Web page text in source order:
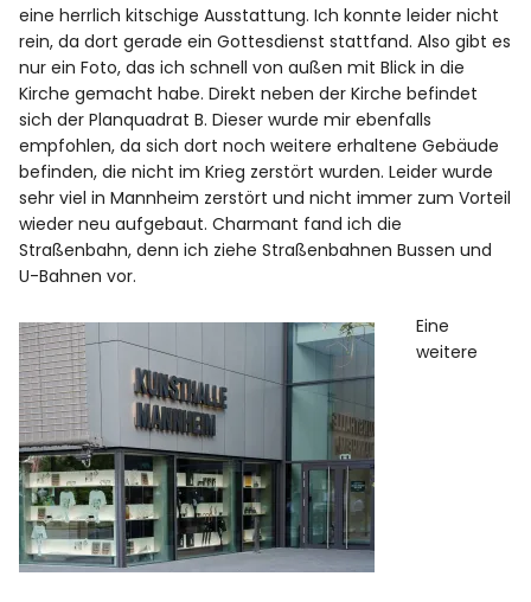
eine herrlich kitschige Ausstattung. Ich konnte leider nicht
rein, da dort gerade ein Gottesdienst stattfand. Also gibt es
nur ein Foto, das ich schnell von außen mit Blick in die
Kirche gemacht habe. Direkt neben der Kirche befindet
sich der Planquadrat B. Dieser wurde mir ebenfalls
empfohlen, da sich dort noch weitere erhaltene Gebäude
befinden, die nicht im Krieg zerstört wurden. Leider wurde
sehr viel in Mannheim zerstört und nicht immer zum Vorteil
wieder neu aufgebaut. Charmant fand ich die
Straßenbahn, denn ich ziehe Straßenbahnen Bussen und
U-Bahnen vor.
Eine
weitere